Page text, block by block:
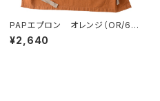
PAPエプロン オレンジ（OR/67
750）
¥2,640